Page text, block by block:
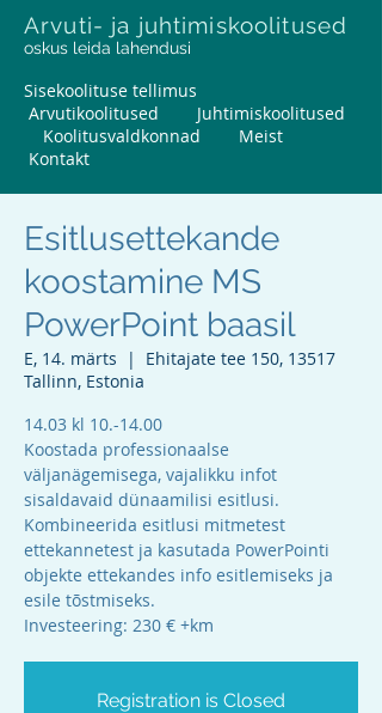
Arvuti- ja juhtimiskoolitused
oskus leida lahendusi
Sisekoolituse tellimus
Arvutikoolitused
Juhtimiskoolitused
Koolitusvaldkonnad
Meist
Kontakt
Esitlusettekande
koostamine MS
PowerPoint baasil
E, 14. märts
  |
Ehitajate tee 150, 13517
Tallinn, Estonia
14.03 kl 10.-14.00
Koostada professionaalse
väljanägemisega, vajalikku infot
sisaldavaid dünaamilisi esitlusi.
Kombineerida esitlusi mitmetest
ettekannetest ja kasutada PowerPointi
objekte ettekandes info esitlemiseks ja
esile tõstmiseks.
Investeering: 230 € +km
Registration is Closed